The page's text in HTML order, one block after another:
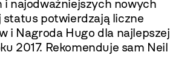
najodważniejszych nowych
status potwierdzają liczne
i Nagroda Hugo dla najlepszej
2017. Rekomenduje sam Neil